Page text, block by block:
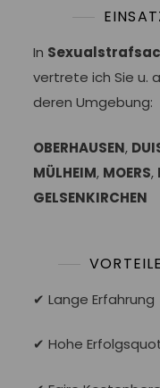
In
vertrete ich Sie u.
deren Umgebung:
OBERHAUSEN,
MÜLHEIM, MOERS,
GELSENKIRCHEN
✔ Lange Erfahrung
✔ Hohe